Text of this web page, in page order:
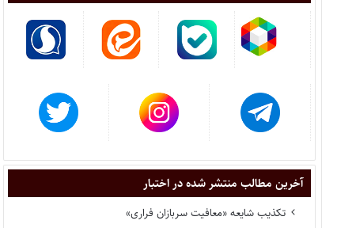
آخرین مطالب منتشر شده در اختبار
تکذیب شایعه «معافیت سربازان فراری»